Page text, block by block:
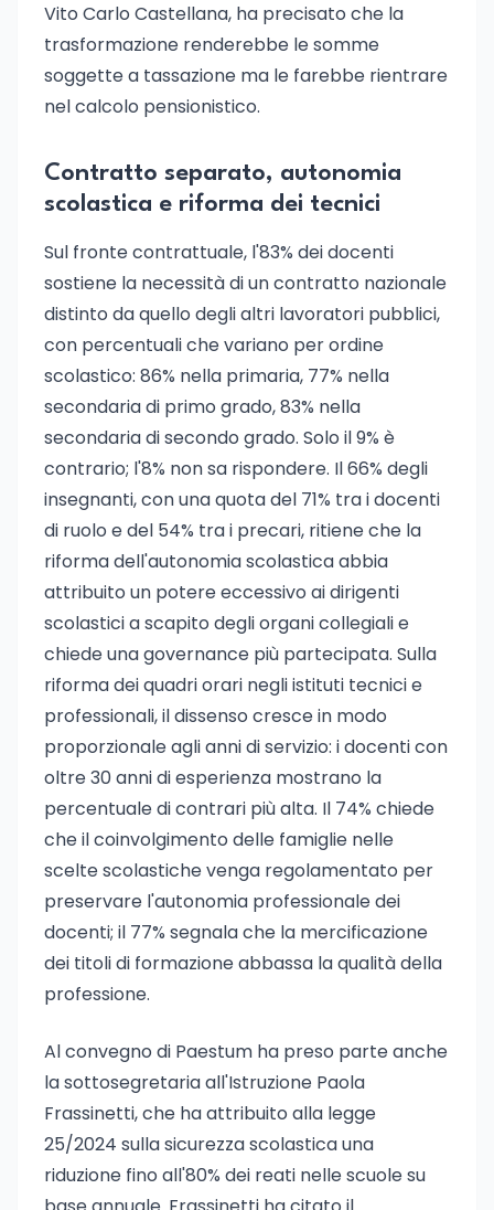
Vito Carlo Castellana, ha precisato che la
trasformazione renderebbe le somme
soggette a tassazione ma le farebbe rientrare
nel calcolo pensionistico.
Contratto separato, autonomia
scolastica e riforma dei tecnici
Sul fronte contrattuale, l'83% dei docenti
sostiene la necessità di un contratto nazionale
distinto da quello degli altri lavoratori pubblici,
con percentuali che variano per ordine
scolastico: 86% nella primaria, 77% nella
secondaria di primo grado, 83% nella
secondaria di secondo grado. Solo il 9% è
contrario; l'8% non sa rispondere. Il 66% degli
insegnanti, con una quota del 71% tra i docenti
di ruolo e del 54% tra i precari, ritiene che la
riforma dell'autonomia scolastica abbia
attribuito un potere eccessivo ai dirigenti
scolastici a scapito degli organi collegiali e
chiede una governance più partecipata. Sulla
riforma dei quadri orari negli istituti tecnici e
professionali, il dissenso cresce in modo
proporzionale agli anni di servizio: i docenti con
oltre 30 anni di esperienza mostrano la
percentuale di contrari più alta. Il 74% chiede
che il coinvolgimento delle famiglie nelle
scelte scolastiche venga regolamentato per
preservare l'autonomia professionale dei
docenti; il 77% segnala che la mercificazione
dei titoli di formazione abbassa la qualità della
professione.
Al convegno di Paestum ha preso parte anche
la sottosegretaria all'Istruzione Paola
Frassinetti, che ha attribuito alla legge
25/2024 sulla sicurezza scolastica una
riduzione fino all'80% dei reati nelle scuole su